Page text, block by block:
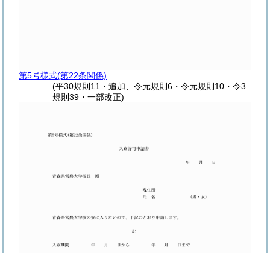
第5号様式(第22条関係)
(平30規則11・追加、令元規則6・令元規則10・令3
規則39・一部改正)